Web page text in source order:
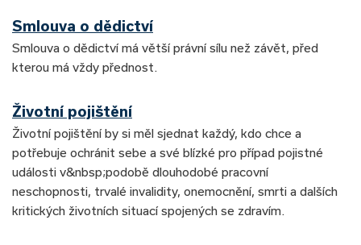
Smlouva o dědictví
Smlouva o dědictví má větší právní sílu než závět, před
kterou má vždy přednost.
Životní pojištění
Životní pojištění by si měl sjednat každý, kdo chce a
potřebuje ochránit sebe a své blízké pro případ pojistné
události v&nbsp;podobě dlouhodobé pracovní
neschopnosti, trvalé invalidity, onemocnění, smrti a dalších
kritických životních situací spojených se zdravím.